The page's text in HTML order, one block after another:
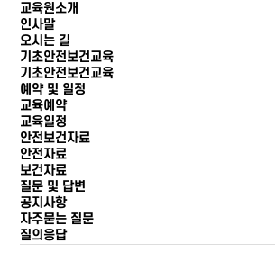
교육원소개
인사말
오시는 길
기초안전보건교육
기초안전보건교육
예약 및 일정
교육예약
교육일정
안전보건자료
안전자료
보건자료
질문 및 답변
공지사항
자주묻는 질문
질의응답